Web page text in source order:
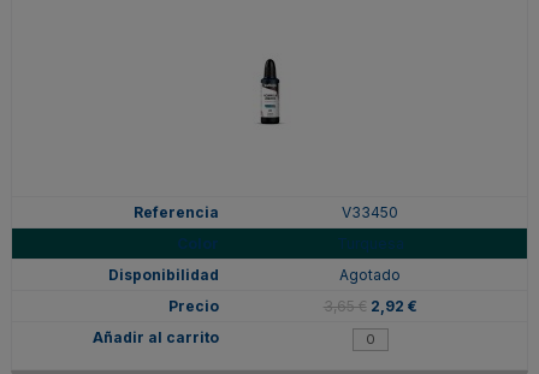
V33450
Turquesa
Agotado
3,65 € 2,92 €